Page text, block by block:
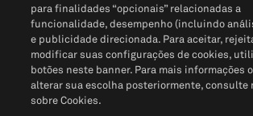
para finalidades “opcionais” relacionadas a
funcionalidade, desempenho (incluindo
e publicidade direcionada. Para aceitar,
modificar suas configurações de cookies,
botões neste banner. Para mais informações
alterar sua escolha posteriormente, consulte
sobre Cookies.